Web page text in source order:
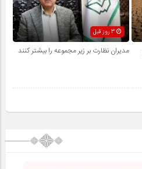
مدیران نظارت بر زیر مجموعه را بیشتر کنند